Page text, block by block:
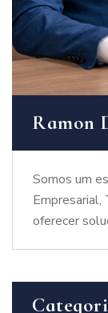
Ramon
Somos um
Empresarial,
oferecer